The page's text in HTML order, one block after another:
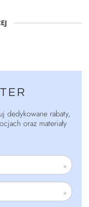
dedykowane rabaty,
oraz materiały